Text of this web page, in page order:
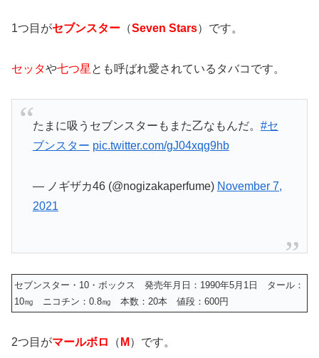
1つ目がセブンスター （Seven Stars）です。
セッタや七つ星 とも呼ばれ愛されている タバコです。
たまに吸うセブンスターもまた乙なもんだ。 #セ
ブンスター pic.twitter.com/gJ04xqg9hb
— ノギザカ46 (@nogizakaperfume) November 7,
2021
セブンスター・10・ボックス 発売年月日：1990年5月1日 タール：
10㎎ ニコチン：0.8㎎ 本数：20本 値段：600円
2つ目がマールボロ （ M ）です。